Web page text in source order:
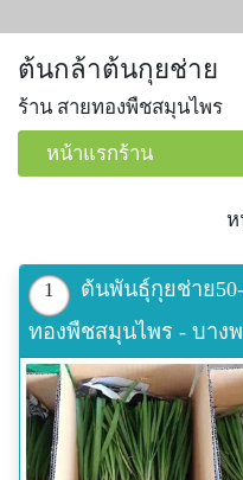
ต้นกล้าต้นกุยช่าย
ร้าน สายทองพืชสมุนไพร
หน้าแรกร้าน
ห
1
ต้นพันธุ์กุยช่าย
ทองพืชสมุนไพร - บาง